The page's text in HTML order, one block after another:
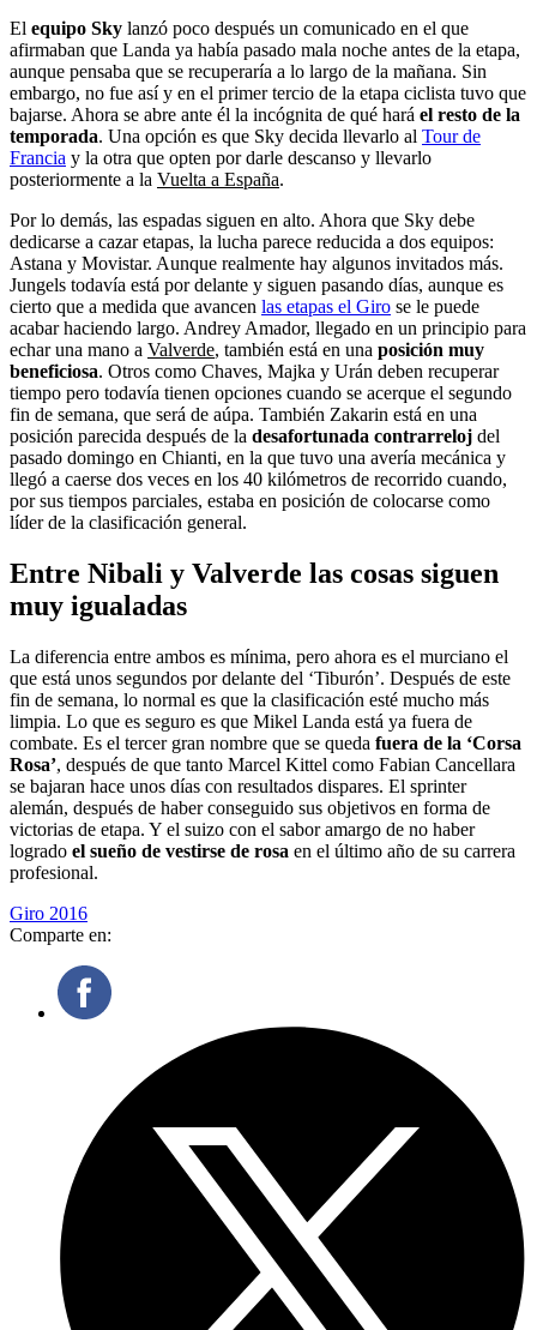
El equipo Sky lanzó poco después un comunicado en el que
afirmaban que Landa ya había pasado mala noche antes de la etapa,
aunque pensaba que se recuperaría a lo largo de la mañana. Sin
embargo, no fue así y en el primer tercio de la etapa ciclista tuvo que
bajarse. Ahora se abre ante él la incógnita de qué hará el resto de la
temporada. Una opción es que Sky decida llevarlo al Tour de
Francia y la otra que opten por darle descanso y llevarlo
posteriormente a la Vuelta a España.
Por lo demás, las espadas siguen en alto. Ahora que Sky debe
dedicarse a cazar etapas, la lucha parece reducida a dos equipos:
Astana y Movistar. Aunque realmente hay algunos invitados más.
Jungels todavía está por delante y siguen pasando días, aunque es
cierto que a medida que avancen las etapas el Giro se le puede
acabar haciendo largo. Andrey Amador, llegado en un principio para
echar una mano a Valverde, también está en una posición muy
beneficiosa. Otros como Chaves, Majka y Urán deben recuperar
tiempo pero todavía tienen opciones cuando se acerque el segundo
fin de semana, que será de aúpa. También Zakarin está en una
posición parecida después de la desafortunada contrarreloj del
pasado domingo en Chianti, en la que tuvo una avería mecánica y
llegó a caerse dos veces en los 40 kilómetros de recorrido cuando,
por sus tiempos parciales, estaba en posición de colocarse como
líder de la clasificación general.
Entre Nibali y Valverde las cosas siguen
muy igualadas
La diferencia entre ambos es mínima, pero ahora es el murciano el
que está unos segundos por delante del ‘Tiburón’. Después de este
fin de semana, lo normal es que la clasificación esté mucho más
limpia. Lo que es seguro es que Mikel Landa está ya fuera de
combate. Es el tercer gran nombre que se queda fuera de la ‘Corsa
Rosa’, después de que tanto Marcel Kittel como Fabian Cancellara
se bajaran hace unos días con resultados dispares. El sprinter
alemán, después de haber conseguido sus objetivos en forma de
victorias de etapa. Y el suizo con el sabor amargo de no haber
logrado el sueño de vestirse de rosa en el último año de su carrera
profesional.
Giro 2016
Comparte en: